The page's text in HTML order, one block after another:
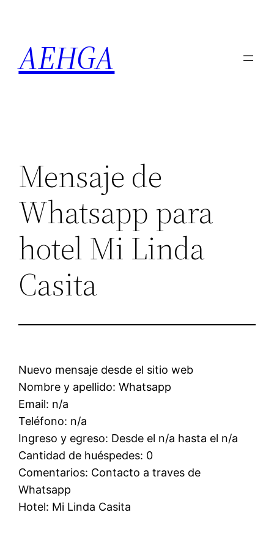
contenido
AEHGA
Mensaje de
Whatsapp para
hotel Mi Linda
Casita
Nuevo mensaje desde el sitio web
Nombre y apellido: Whatsapp
Email: n/a
Teléfono: n/a
Ingreso y egreso: Desde el n/a hasta el n/a
Cantidad de huéspedes: 0
Comentarios: Contacto a traves de
Whatsapp
Hotel: Mi Linda Casita